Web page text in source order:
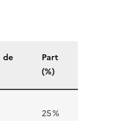
de
Part
(%)
25 %